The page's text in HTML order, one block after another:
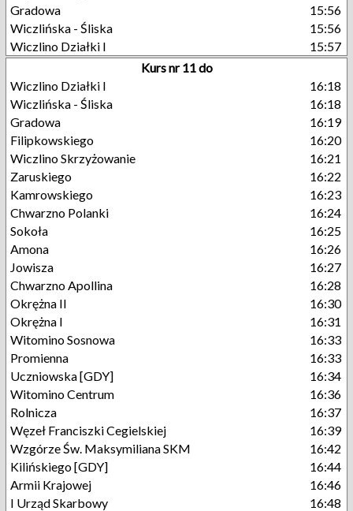
Gradowa
15:56
Wiczlińska - Śliska
15:56
Wiczlino Działki I
15:57
Kurs nr 11 do
Wiczlino Działki I
16:18
Wiczlińska - Śliska
16:18
Gradowa
16:19
Filipkowskiego
16:20
Wiczlino Skrzyżowanie
16:21
Zaruskiego
16:22
Kamrowskiego
16:23
Chwarzno Polanki
16:24
Sokoła
16:25
Amona
16:26
Jowisza
16:27
Chwarzno Apollina
16:28
Okrężna II
16:30
Okrężna I
16:31
Witomino Sosnowa
16:33
Promienna
16:33
Uczniowska [GDY]
16:34
Witomino Centrum
16:36
Rolnicza
16:37
Węzeł Franciszki Cegielskiej
16:39
Wzgórze Św. Maksymiliana SKM
16:42
Kilińskiego [GDY]
16:44
Armii Krajowej
16:46
I Urząd Skarbowy
16:48